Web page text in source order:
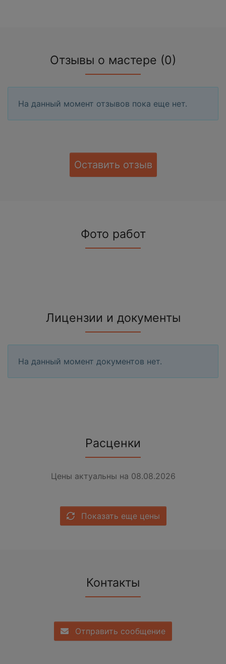
Отзывы о мастере (0)
На данный момент отзывов пока еще нет.
Оставить отзыв
Фото работ
Лицензии и документы
На данный момент документов нет.
Расценки
Цены актуальны на 08.08.2026
Показать еще цены
Контакты
Отправить сообщение